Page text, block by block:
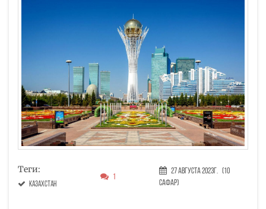
Теги:
Казахстан
1
27 Августа 2023г. (10
Сафар)